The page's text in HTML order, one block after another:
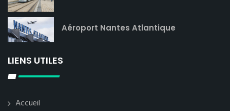
Aéroport Nantes Atlantique
LIENS UTILES
Accueil